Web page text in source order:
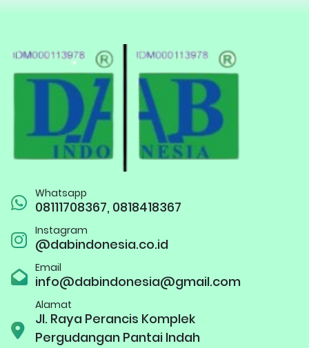
Whatsapp
08111708367, 0818418367
Instagram
@dabindonesia.co.id
Email
info@dabindonesia@gmail.com
Alamat
Jl. Raya Perancis Komplek
Pergudangan Pantai Indah